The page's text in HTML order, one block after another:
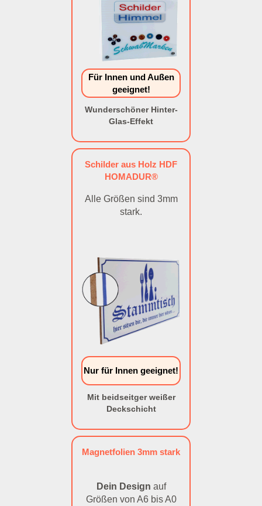
Für Innen und Außen
geeignet!
Wunderschöner Hinter-
Glas-Effekt
Schilder aus Holz HDF
HOMADUR®
Alle Größen sind 3mm
stark.
Nur für Innen geeignet!
Mit beidseitger weißer
Deckschicht
Magnetfolien 3mm stark
Dein Design auf
Größen von A6 bis A0